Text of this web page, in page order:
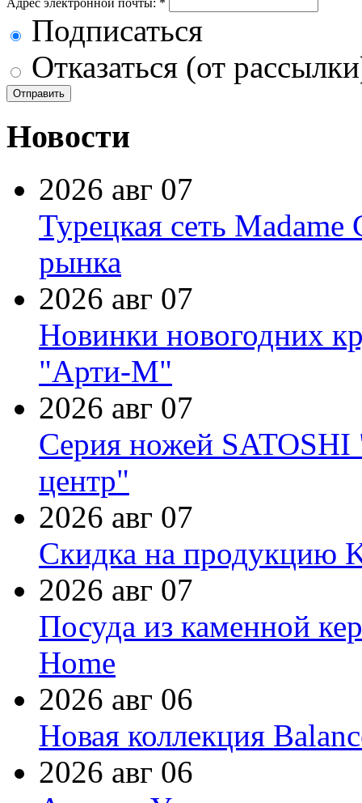
Адрес электронной почты: *
Подписаться
Отказаться (от
Новости
2026 авг 07
Турецкая сеть Madame
рынка
2026 авг 07
Новинки новогодних
"Арти-М"
2026 авг 07
Серия ножей
центр"
2026 авг 07
Скидка на продукцию
2026 авг 07
Посуда из каменной
Home
2026 авг 06
Новая коллекция
2026 авг 06